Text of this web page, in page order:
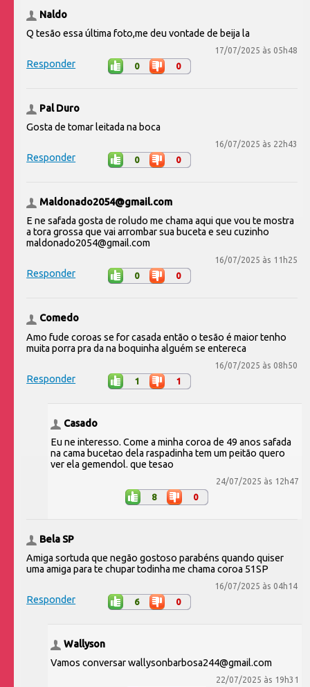
Naldo
Q tesão essa última foto,me deu vontade de beija la
17/07/2025 às 05h48
Responder 0 0
Pal Duro
Gosta de tomar leitada na boca
16/07/2025 às 22h43
Responder 0 0
Maldonado2054@gmail.com
E ne safada gosta de roludo me chama aqui que vou te mostra
a tora grossa que vai arrombar sua buceta e seu cuzinho
maldonado2054@gmail.com
16/07/2025 às 11h25
Responder 0 0
Comedo
Amo fude coroas se for casada então o tesão é maior tenho
muita porra pra da na boquinha alguém se entereca
16/07/2025 às 08h50
Responder 1 1
Casado
Eu ne interesso. Come a minha coroa de 49 anos safada
na cama bucetao dela raspadinha tem um peitão quero
ver ela gemendol. que tesao
24/07/2025 às 12h47
8 0
Bela SP
Amiga sortuda que negão gostoso parabéns quando quiser
uma amiga para te chupar todinha me chama coroa 51SP
16/07/2025 às 04h14
Responder 6 0
Wallyson
Vamos conversar wallysonbarbosa244@gmail.com
22/07/2025 às 19h31